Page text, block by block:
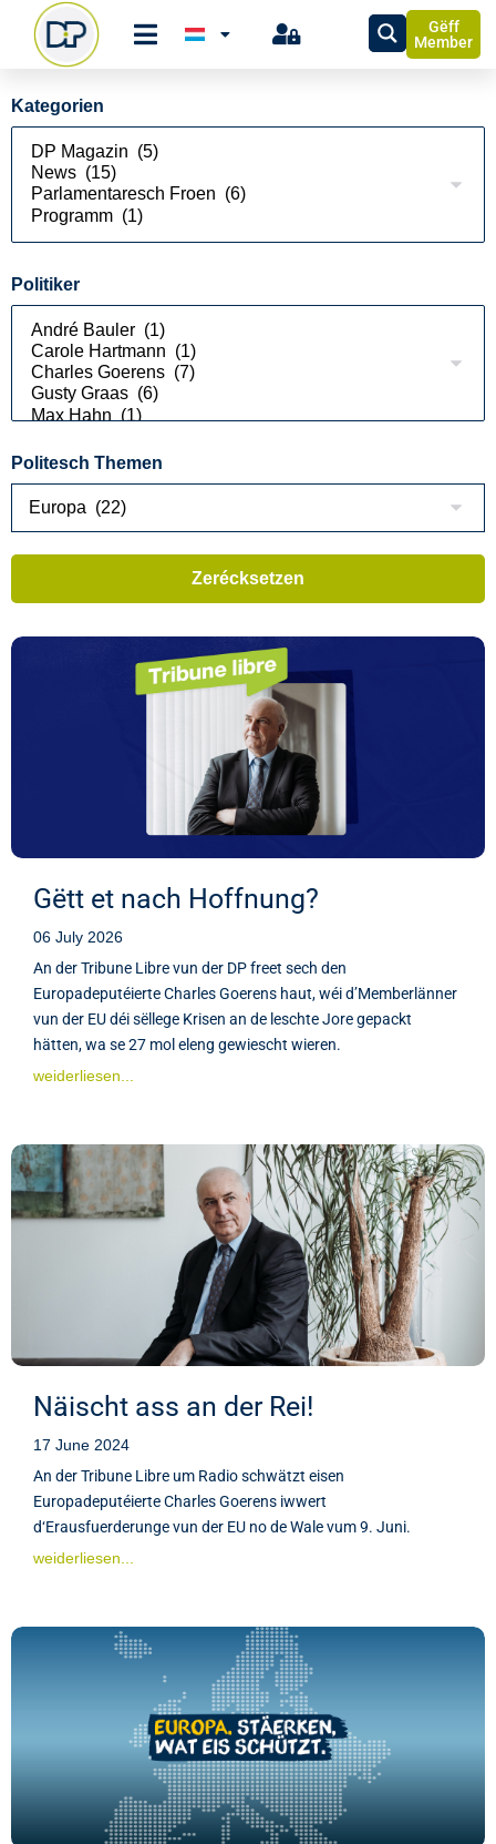
Gëff
Member
Kategorien
Politiker
Politesch Themen
Gëtt et nach Hoffnung?
06 July 2026
An der Tribune Libre vun der DP freet sech den
Europadeputéierte Charles Goerens haut, wéi d’Memberlänner
vun der EU déi sëllege Krisen an de leschte Jore gepackt
hätten, wa se 27 mol eleng gewiescht wieren.
weiderliesen...
Näischt ass an der Rei!
17 June 2024
An der Tribune Libre um Radio schwätzt eisen
Europadeputéierte Charles Goerens iwwert
d‘Erausfuerderunge vun der EU no de Wale vum 9. Juni.
weiderliesen...